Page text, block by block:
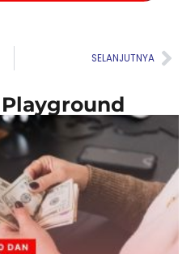
SELANJUTNYA